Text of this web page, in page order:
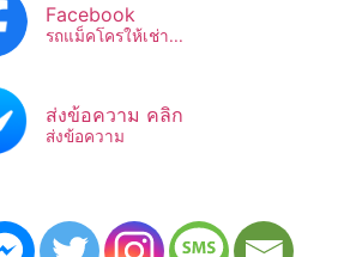
Facebook
รถแม็คโครให้เช่า...
ส่งข้อความ คลิก
ส่งข้อความ